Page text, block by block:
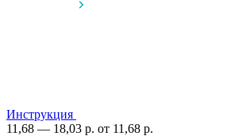
Инструкция
11,68 — 18,03 р. от 11,68 р.